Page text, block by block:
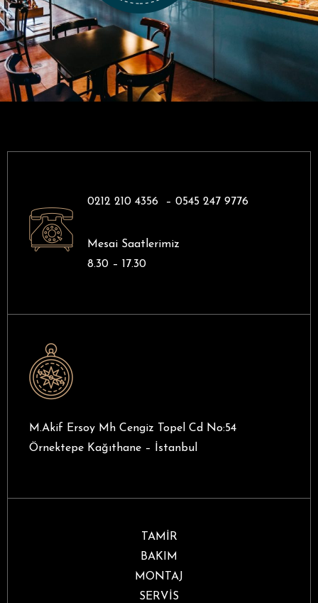
0212 210 4356 – 0545 247 9776
Mesai Saatlerimiz
8.30 – 17.30
M.Akif Ersoy Mh Cengiz Topel Cd No:54
Örnektepe Kağıthane – İstanbul
TAMİR
BAKIM
MONTAJ
SERVİS